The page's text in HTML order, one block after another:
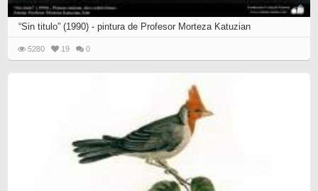
“Sin titulo” (1990) - pintura de Profesor Morteza Katuzian
5280 19 0